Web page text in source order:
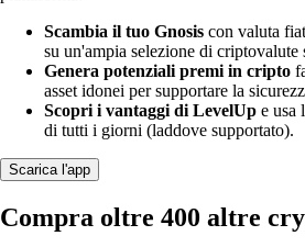
Scambia il tuo Gnosis con valuta
su un'ampia selezione di criptovalute
Genera potenziali premi in cripto
asset idonei per supportare la
Scopri i vantaggi di LevelUp e usa
di tutti i giorni (laddove supportato).
Scarica l'app
Compra oltre 400 altre